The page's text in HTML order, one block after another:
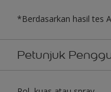
*Berdasarkan hasil tes
Petunjuk